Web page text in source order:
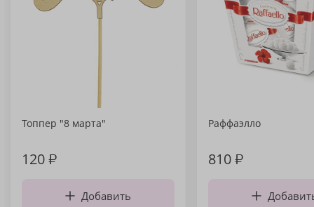
Топпер "8 марта"
120₽
Добавить
Раффаэлло
810₽